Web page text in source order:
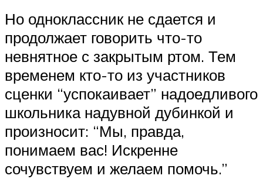
Но одноклассник не сдается и
продолжает говорить что-то
невнятное с закрытым ртом. Тем
временем кто-то из участников
сценки “успокаивает” надоедливого
школьника надувной дубинкой и
произносит: “Мы, правда,
понимаем вас! Искренне
сочувствуем и желаем помочь.”